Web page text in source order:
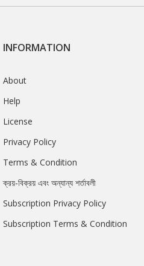
INFORMATION
About
Help
License
Privacy Policy
Terms & Condition
ক্রয়-বিক্রয় এবং অন্যান্য শর্তাবলী
Subscription Privacy Policy
Subscription Terms & Condition